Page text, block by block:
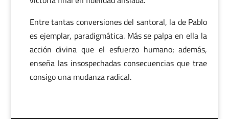
Entre tantas conversiones del santoral, la de Pablo
es ejemplar, paradigmática. Más se palpa en ella la
acción divina que el esfuerzo humano; además,
enseña las insospechadas consecuencias que trae
consigo una mudanza radical.